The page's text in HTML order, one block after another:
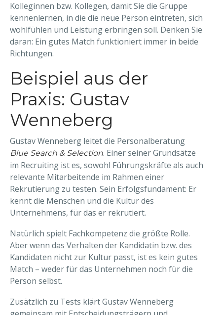
Kolleginnen bzw. Kollegen, damit Sie die Gruppe
kennenlernen, in die die neue Person eintreten, sich
wohlfühlen und Leistung erbringen soll. Denken Sie
daran: Ein gutes Match funktioniert immer in beide
Richtungen.
Beispiel aus der
Praxis: Gustav
Wenneberg
Gustav Wenneberg leitet die Personalberatung
Blue Search & Selection. Einer seiner Grundsätze
im Recruiting ist es, sowohl Führungskräfte als auch
relevante Mitarbeitende im Rahmen einer
Rekrutierung zu testen. Sein Erfolgsfundament: Er
kennt die Menschen und die Kultur des
Unternehmens, für das er rekrutiert.
Natürlich spielt Fachkompetenz die größte Rolle.
Aber wenn das Verhalten der Kandidatin bzw. des
Kandidaten nicht zur Kultur passt, ist es kein gutes
Match – weder für das Unternehmen noch für die
Person selbst.
Zusätzlich zu Tests klärt Gustav Wenneberg